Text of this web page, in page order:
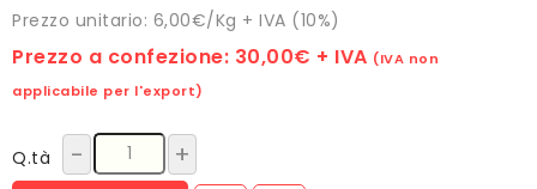
Prezzo unitario: 6,00€/Kg + IVA (10%)
Prezzo a confezione: 30,00€ + IVA (IVA non
applicabile per l'export)
Q.tà - +